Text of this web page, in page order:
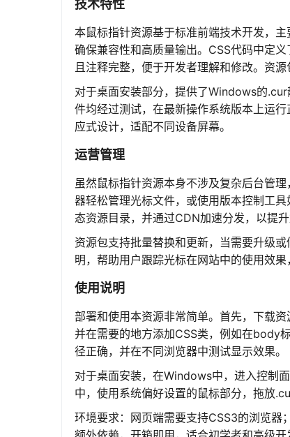
技术特性
本鼠标指针资源基于标准前端技术开发，
确保兼容性和高质量输出。CSS代码中定
且注释完整，便于开发者理解和修改。资
对于桌面安装部分，提供了Windows的
件均经过测试，在最新操作系统版本上运
应式设计，适配不同设备屏幕。
运营管理
虽然鼠标指针资源本身不涉及复杂后台管
器轻松管理光标文件，或使用版本控制工
态资源目录，并通过CDN加速分发，以提升
资源包支持批量替换和更新，当需要升级
明，帮助用户跟踪光标在网站中的使用效
使用说明
部署和使用本资源非常简单。首先，下载
并在需要的地方添加CSS类，例如在body
径正确，并在不同浏览器中测试显示效果。
对于桌面安装，在Windows中，进入控制
中，使用系统偏好设置的鼠标部分，拖放
环境要求：网页端需要支持CSS3的浏览